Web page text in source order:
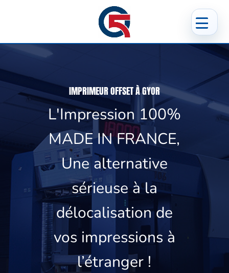
IMPRIMEUR OFFSET À GYOR
L'Impression 100%
MADE IN FRANCE,
Une alternative
sérieuse à la
délocalisation de
vos impressions à
l’étranger !